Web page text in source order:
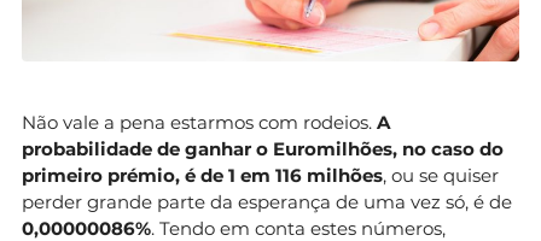
Não vale a pena estarmos com rodeios. A
probabilidade de ganhar o Euromilhões, no caso do
primeiro prémio, é de 1 em 116 milhões, ou se quiser
perder grande parte da esperança de uma vez só, é de
0,00000086%. Tendo em conta estes números,